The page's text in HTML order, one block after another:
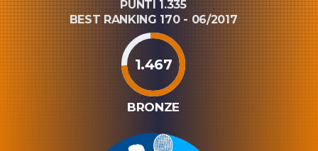
PUNTI 1.335
BEST RANKING 170 - 06/2017
1.467
BRONZE